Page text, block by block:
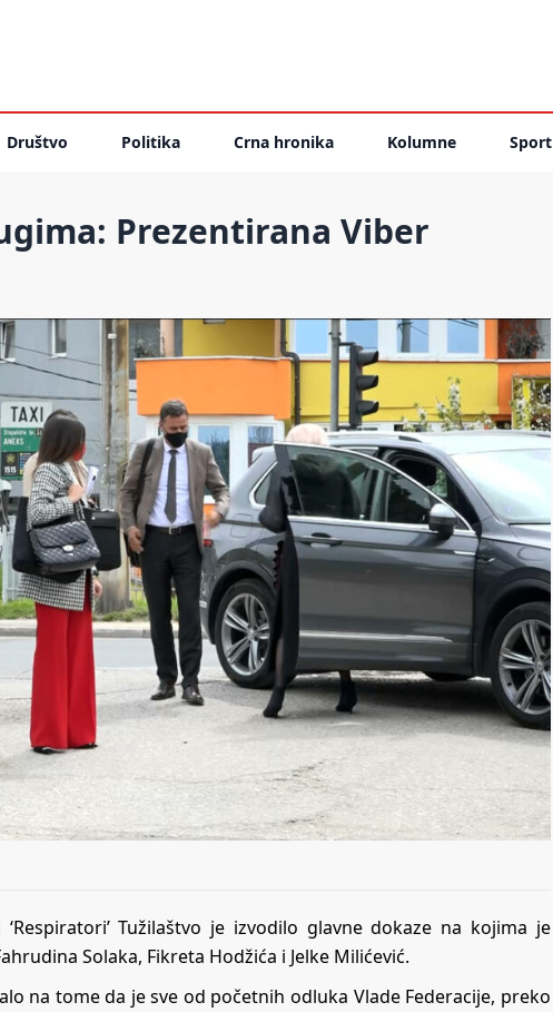
Društvo Politika Crna hronika Kolumne Sport
Prezentirana Viber
Tužilaštvo je izvodilo glavne dokaze na kojima je
Solaka, Fikreta Hodžića i Jelke Milićević.
na tome da je sve od početnih odluka Vlade Federacije, preko